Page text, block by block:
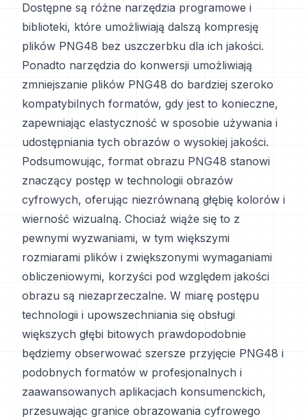
Dostępne są różne narzędzia programowe i
biblioteki, które umożliwiają dalszą kompresję
plików PNG48 bez uszczerbku dla ich jakości.
Ponadto narzędzia do konwersji umożliwiają
zmniejszanie plików PNG48 do bardziej szeroko
kompatybilnych formatów, gdy jest to konieczne,
zapewniając elastyczność w sposobie używania i
udostępniania tych obrazów o wysokiej jakości.
Podsumowując, format obrazu PNG48 stanowi
znaczący postęp w technologii obrazów
cyfrowych, oferując niezrównaną głębię kolorów i
wierność wizualną. Chociaż wiąże się to z
pewnymi wyzwaniami, w tym większymi
rozmiarami plików i zwiększonymi wymaganiami
obliczeniowymi, korzyści pod względem jakości
obrazu są niezaprzeczalne. W miarę postępu
technologii i upowszechniania się obsługi
większych głębi bitowych prawdopodobnie
będziemy obserwować szersze przyjęcie PNG48 i
podobnych formatów w profesjonalnych i
zaawansowanych aplikacjach konsumenckich,
przesuwając granice obrazowania cyfrowego